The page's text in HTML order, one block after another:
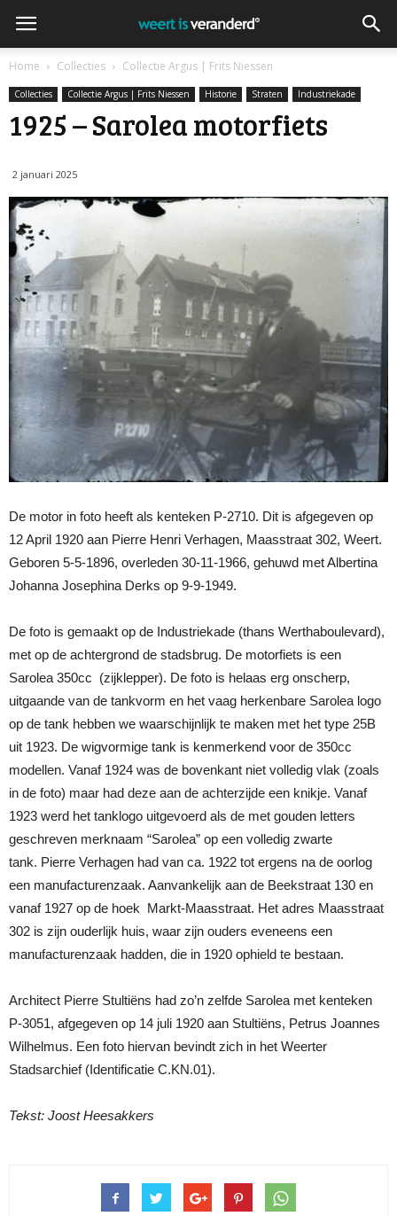
Home Collecties Collectie Argus | Frits Niessen
Collecties Collectie Argus | Frits Niessen Historie Straten Industriekade
1925 – Sarolea motorfiets
2 januari 2025
De motor in foto heeft als kenteken P-2710. Dit is afgegeven op
12 April 1920 aan Pierre Henri Verhagen, Maasstraat 302, Weert.
Geboren 5-5-1896, overleden 30-11-1966, gehuwd met Albertina
Johanna Josephina Derks op 9-9-1949.
De foto is gemaakt op de Industriekade (thans Werthaboulevard),
met op de achtergrond de stadsbrug. De motorfiets is een
Sarolea 350cc (zijklepper). De foto is helaas erg onscherp,
uitgaande van de tankvorm en het vaag herkenbare Sarolea logo
op de tank hebben we waarschijnlijk te maken met het type 25B
uit 1923. De wigvormige tank is kenmerkend voor de 350cc
modellen. Vanaf 1924 was de bovenkant niet volledig vlak (zoals
in de foto) maar had deze aan de achterzijde een knikje. Vanaf
1923 werd het tanklogo uitgevoerd als de met gouden letters
geschreven merknaam “Sarolea” op een volledig zwarte
tank. Pierre Verhagen had van ca. 1922 tot ergens na de oorlog
een manufacturenzaak. Aanvankelijk aan de Beekstraat 130 en
vanaf 1927 op de hoek Markt-Maasstraat. Het adres Maasstraat
302 is zijn ouderlijk huis, waar zijn ouders eveneens een
manufacturenzaak hadden, die in 1920 ophield te bestaan.
Architect Pierre Stultiëns had zo’n zelfde Sarolea met kenteken
P-3051, afgegeven op 14 juli 1920 aan Stultiëns, Petrus Joannes
Wilhelmus. Een foto hiervan bevindt zich in het Weerter
Stadsarchief (Identificatie C.KN.01).
Tekst: Joost Heesakkers